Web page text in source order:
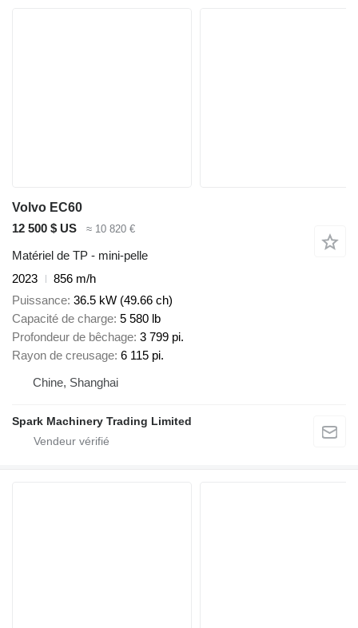
Volvo EC60
12 500 $ US
≈ 10 820 €
Matériel de TP - mini-pelle
2023
856 m/h
Puissance 36.5 kW (49.66 ch)
Capacité de charge 5 580 lb
Profondeur de bêchage 3 799 pi.
Rayon de creusage 6 115 pi.
Chine, Shanghai
Spark Machinery Trading Limited